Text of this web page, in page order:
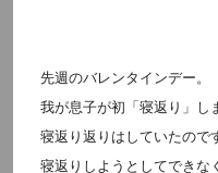
先週のバレンタインデー。
我が息子が初「寝返り」し
寝返り返りはしていたので
寝返りしようとしてできな